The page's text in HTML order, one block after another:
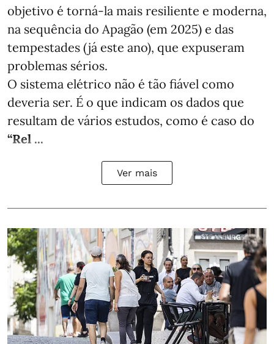
objetivo é torná-la mais resiliente e moderna,
na sequência do Apagão (em 2025) e das
tempestades (já este ano), que expuseram
problemas sérios.
O sistema elétrico não é tão fiável como
deveria ser. É o que indicam os dados que
resultam de vários estudos, como é caso do
“Rel ...
Ver mais